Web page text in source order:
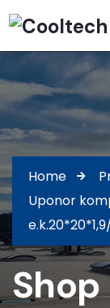
Home
Uponor
Shop